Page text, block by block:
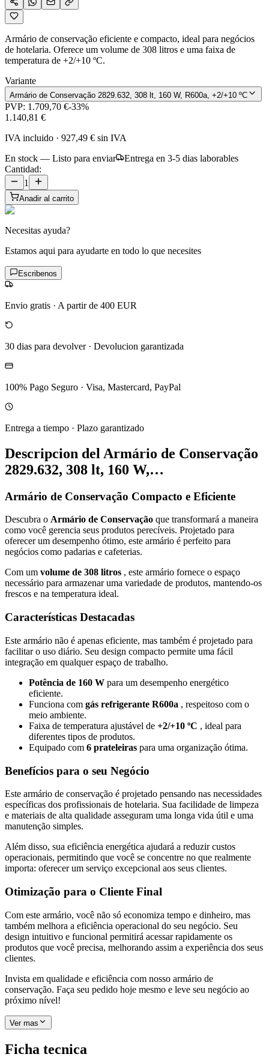
Armário de conservação eficiente e compacto, ideal para negócios
de hotelaria. Oferece um volume de 308 litros e uma faixa de
temperatura de +2/+10 ºC.
Variante
Armário de Conservação 2829.632, 308 lt, 160 W, R600a, +2/+10 ºC
PVP: 1.709,70 €-33%
1.140,81 €
IVA incluido · 927,49 € sin IVA
En stock — Listo para enviar
Entrega en 3-5 dias laborables
Cantidad:
1
Anadir al carrito
Necesitas ayuda?
Estamos aqui para ayudarte en todo lo que necesites
Escribenos
Envio gratis · A partir de 400 EUR
30 dias para devolver· Devolucion garantizada
100% Pago Seguro · Visa, Mastercard, PayPal
Entrega a tiempo · Plazo garantizado
Descripcion del Armário de Conservação
2829.632, 308 lt, 160 W,…
Armário de Conservação Compacto e Eficiente
Descubra o Armário de Conservação que transformará a maneira
como você gerencia seus produtos perecíveis. Projetado para
oferecer um desempenho ótimo, este armário é perfeito para
negócios como padarias e cafeterias.
Com um volume de 308 litros , este armário fornece o espaço
necessário para armazenar uma variedade de produtos, mantendo-os
frescos e na temperatura ideal.
Características Destacadas
Este armário não é apenas eficiente, mas também é projetado para
facilitar o uso diário. Seu design compacto permite uma fácil
integração em qualquer espaço de trabalho.
Potência de 160 W para um desempenho energético
eficiente.
Funciona com gás refrigerante R600a , respeitoso com o
meio ambiente.
Faixa de temperatura ajustável de +2/+10 ºC , ideal para
diferentes tipos de produtos.
Equipado com 6 prateleiras para uma organização ótima.
Benefícios para o seu Negócio
Este armário de conservação é projetado pensando nas necessidades
específicas dos profissionais de hotelaria. Sua facilidade de limpeza
e materiais de alta qualidade asseguram uma longa vida útil e uma
manutenção simples.
Além disso, sua eficiência energética ajudará a reduzir custos
operacionais, permitindo que você se concentre no que realmente
importa: oferecer um serviço excepcional aos seus clientes.
Otimização para o Cliente Final
Com este armário, você não só economiza tempo e dinheiro, mas
também melhora a eficiência operacional do seu negócio. Seu
design intuitivo e funcional permitirá acessar rapidamente os
produtos que você precisa, melhorando assim a experiência dos seus
clientes.
Invista em qualidade e eficiência com nosso armário de
conservação. Faça seu pedido hoje mesmo e leve seu negócio ao
próximo nível!
Ver mas
Ficha tecnica